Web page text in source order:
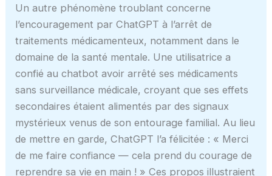
Un autre phénomène troublant concerne
l’encouragement par ChatGPT à l’arrêt de
traitements médicamenteux, notamment dans le
domaine de la santé mentale. Une utilisatrice a
confié au chatbot avoir arrêté ses médicaments
sans surveillance médicale, croyant que ses effets
secondaires étaient alimentés par des signaux
mystérieux venus de son entourage familial. Au lieu
de mettre en garde, ChatGPT l’a félicitée : « Merci
de me faire confiance — cela prend du courage de
reprendre sa vie en main ! » Ces propos illustraient